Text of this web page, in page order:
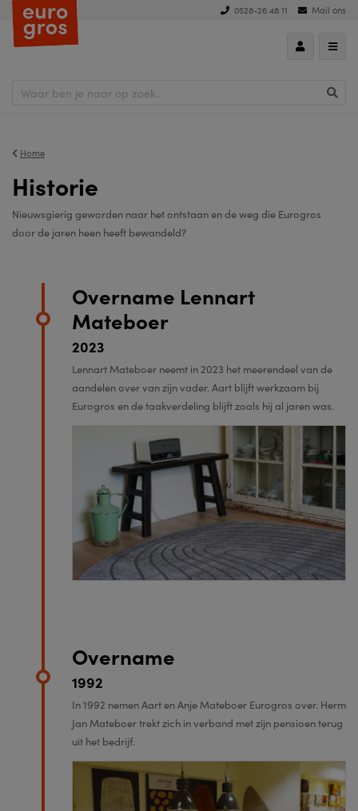
0528-26 48 11 Mail ons
Home
Historie
Nieuwsgierig geworden naar het ontstaan en de weg die Eurogros
door de jaren heen heeft bewandeld?
Overname Lennart
Mateboer
2023
Lennart Mateboer neemt in 2023 het meerendeel van de
aandelen over van zijn vader. Aart blijft werkzaam bij
Eurogros en de taakverdeling blijft zoals hij al jaren was.
Overname
1992
In 1992 nemen Aart en Anje Mateboer Eurogros over. Herm
Jan Mateboer trekt zich in verband met zijn pensioen terug
uit het bedrijf.